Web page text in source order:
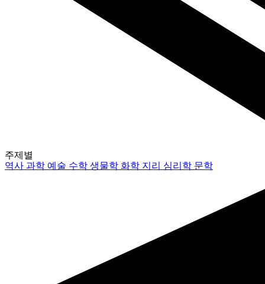
주제별
역사과학 예술 수학생물학 화학 지리 심리학 문학